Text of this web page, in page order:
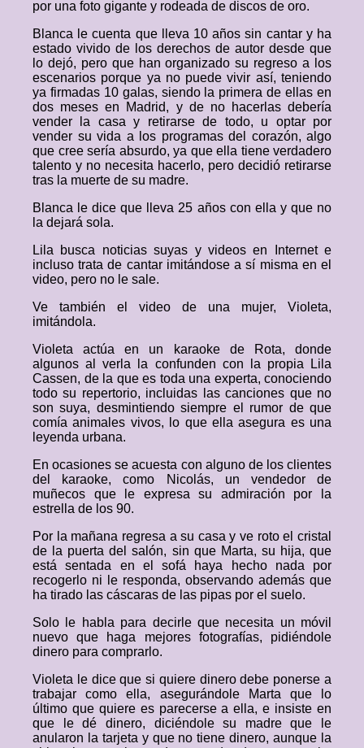
por una foto gigante y rodeada de discos de oro.
Blanca le cuenta que lleva 10 años sin cantar y ha
estado vivido de los derechos de autor desde que
lo dejó, pero que han organizado su regreso a los
escenarios porque ya no puede vivir así, teniendo
ya firmadas 10 galas, siendo la primera de ellas en
dos meses en Madrid, y de no hacerlas debería
vender la casa y retirarse de todo, u optar por
vender su vida a los programas del corazón, algo
que cree sería absurdo, ya que ella tiene verdadero
talento y no necesita hacerlo, pero decidió retirarse
tras la muerte de su madre.
Blanca le dice que lleva 25 años con ella y que no
la dejará sola.
Lila busca noticias suyas y videos en Internet e
incluso trata de cantar imitándose a sí misma en el
video, pero no le sale.
Ve también el video de una mujer, Violeta,
imitándola.
Violeta actúa en un karaoke de Rota, donde
algunos al verla la confunden con la propia Lila
Cassen, de la que es toda una experta, conociendo
todo su repertorio, incluidas las canciones que no
son suya, desmintiendo siempre el rumor de que
comía animales vivos, lo que ella asegura es una
leyenda urbana.
En ocasiones se acuesta con alguno de los clientes
del karaoke, como Nicolás, un vendedor de
muñecos que le expresa su admiración por la
estrella de los 90.
Por la mañana regresa a su casa y ve roto el cristal
de la puerta del salón, sin que Marta, su hija, que
está sentada en el sofá haya hecho nada por
recogerlo ni le responda, observando además que
ha tirado las cáscaras de las pipas por el suelo.
Solo le habla para decirle que necesita un móvil
nuevo que haga mejores fotografías, pidiéndole
dinero para comprarlo.
Violeta le dice que si quiere dinero debe ponerse a
trabajar como ella, asegurándole Marta que lo
último que quiere es parecerse a ella, e insiste en
que le dé dinero, diciéndole su madre que le
anularon la tarjeta y que no tiene dinero, aunque la